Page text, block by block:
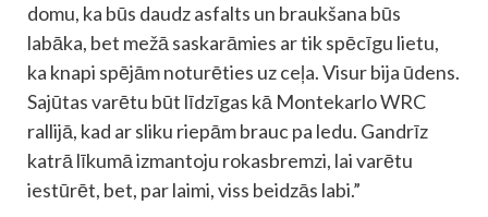
domu, ka būs daudz asfalts un braukšana būs
labāka, bet mežā saskarāmies ar tik spēcīgu lietu,
ka knapi spējām noturēties uz ceļa. Visur bija ūdens.
Sajūtas varētu būt līdzīgas kā Montekarlo WRC
rallijā, kad ar sliku riepām brauc pa ledu. Gandrīz
katrā līkumā izmantoju rokasbremzi, lai varētu
iestūrēt, bet, par laimi, viss beidzās labi.”